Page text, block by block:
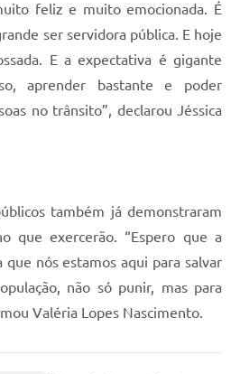
feliz e muito emocionada. É
ser servidora pública. E hoje
E a expectativa é gigante
aprender bastante e poder
no trânsito”, declarou Jéssica
também já demonstraram
que exercerão. “Espero que a
que nós estamos aqui para salvar
não só punir, mas para
Valéria Lopes Nascimento.